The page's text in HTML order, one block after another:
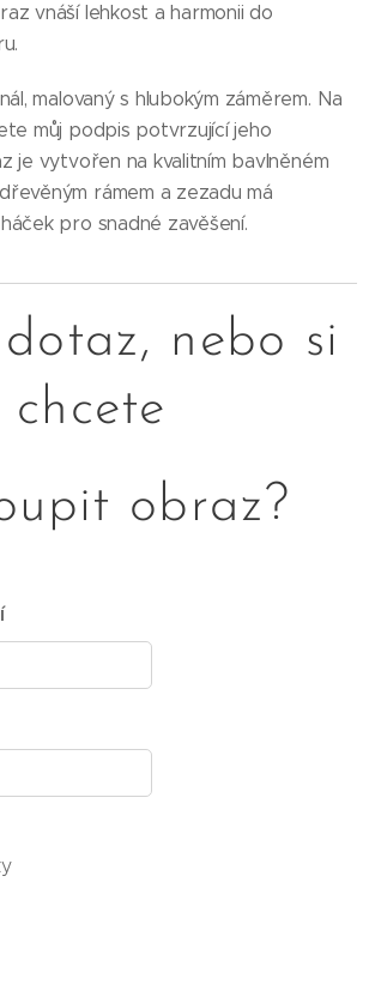
vnáší lehkost a harmonii do
malovaný s hlubokým záměrem. Na
můj podpis potvrzující jeho
je vytvořen na kvalitním bavlněném
rámem a zezadu má
pro snadné zavěšení.
nebo si
chcete
obraz?